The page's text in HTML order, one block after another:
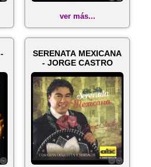
ver más...
SERENATA MEXICANA
- JORGE CASTRO